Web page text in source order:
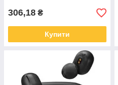
306,18 ₴
Купити